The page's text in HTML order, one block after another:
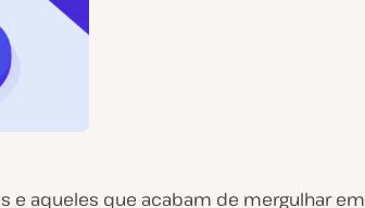
e aqueles que acabam de mergulhar em